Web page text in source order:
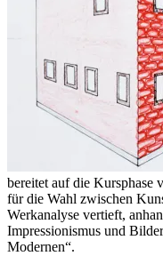
bereitet auf die Kursphase
für die Wahl zwischen
Werkanalyse vertieft,
Impressionismus und
Modernen“.